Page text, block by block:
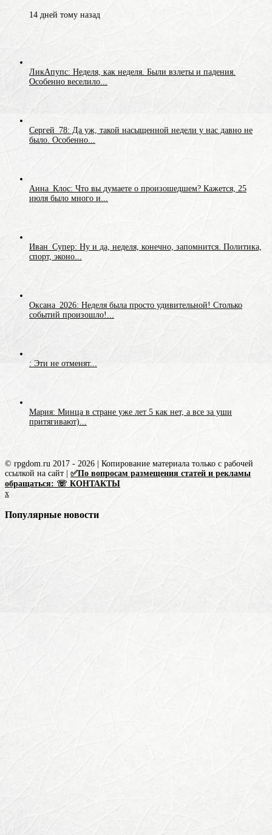
14 дней тому назад
ЛикАпупс: Неделя, как неделя. Были взлеты и падения.
Особенно веселило...
Сергей_78: Да уж, такой насыщенной недели у нас давно не
было. Особенно...
Анна_Клос: Что вы думаете о произошедшем? Кажется, 25
июля было много и...
Иван_Супер: Ну и да, неделя, конечно, запомнится. Политика,
спорт, эконо...
Оксана_2026: Неделя была просто удивительной! Столько
событий произошло!...
: Эти не отменят...
Мария: Минца в стране уже лет 5 как нет, а все за уши
притягивают)...
© rpgdom.ru 2017 - 2026 | Копирование материала только с рабочей
ссылкой на сайт | ✅По вопросам размещения статей и рекламы
обращаться: ☏ КОНТАКТЫ
x
Популярные новости